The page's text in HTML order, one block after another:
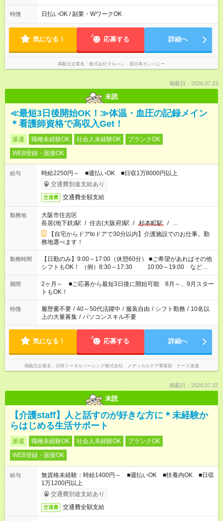
帯：8:10-17:10/15:30-24:30 週2日、1日6時間0分から勤務OK！
詳しくは下記お問い合わせ電話番号へご連絡ください。 0120-
特徴 日払いOK / 副業・WワークOK
気になる！ 応募する 詳細へ
掲載元企業名 株式会社マルハン 西日本カンパニー
掲載日：2026.07.23
未読
≪最短3日後開始OK！≫体温・血圧の記録メイン
＊看護師資格で高収入Get！
派遣 職種未経験OK 社会人未経験OK
ブランクOK
WEB登録・面接OK
給与
時給2250円～ ■週払いOK ■日収1万8000円以上
交通費別途支給あり
交通費 交通費全額支給
勤務地
大阪市住吉区
長居(地下鉄)駅 / 住吉(大阪府)駅 / 杉本町駅 / …
【自宅からドアtoドアで30分以内】介護施設でのお仕事。勤
務地選べます！
勤務時間
【日勤のみ】9:00～17:00（休憩60分） ■ご希望があればその他
シフトもOK！ （例）8:30～17:30 10:00～19:00 など
「家族とお休みを合わせたい」 「できれば残業はしたくない」
など、あなたのご希望に沿ったお仕事をご紹介します！ ※Wワ
ーク希望の方へ 今ご覧のお仕事で希望する勤務時間と、もう1つ
のお仕事の勤務時間。 合計で週40時間を超える場合は応募でき
ません
期間
2ヶ月～ ■ご応募から最短3日後に開始可能 8月～、9月スター
トもOK！
特徴 履歴書不要 / 40～50代活躍中 / 服装自由 / シフト勤務 / 10名以
上の大量募集 / パソコンスキル不要
気になる！ 応募する 詳細へ
掲載元企業名 日研トータルソーシング株式会社 メディカルケア事業部 ナース派遣
掲載日：2026.07.22
未読
【介護staff】人と話すのが好きな方に＊未経験か
らはじめる生活サポート
派遣 職種未経験OK 社会人未経験OK
ブランクOK
WEB登録・面接OK
給与
無資格未経験：時給1400円～ ■週払いOK ■扶養内OK ■日収
1万1200円以上
交通費別途支給あり
交通費 交通費全額支給